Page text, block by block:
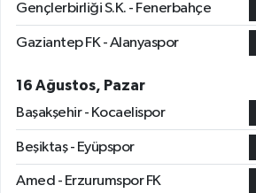
Gençlerbirliği S.K. - Fenerbahçe
Gaziantep FK - Alanyaspor
16 Ağustos, Pazar
Başakşehir - Kocaelispor
Beşiktaş - Eyüpspor
Amed - Erzurumspor FK